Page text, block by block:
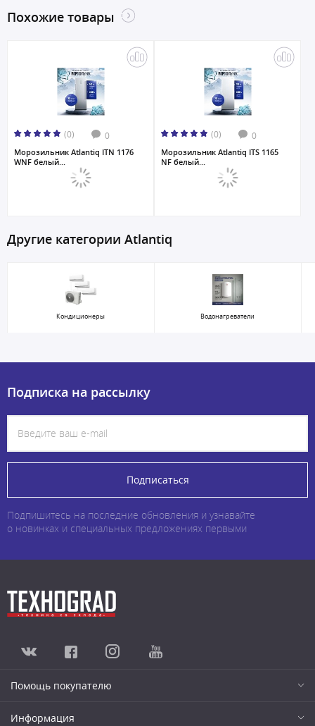
Похожие товары
(0) 0
Морозильник Atlantiq ITN 1176
WNF белый...
(0) 0
Морозильник Atlantiq ITS 1165
NF белый...
Другие категории Atlantiq
Кондиционеры Водонагреватели
Подписка на рассылку
Подписаться
Подпишитесь на последние обновления и узнавайте
о новинках и специальных предложениях первыми
Помощь покупателю
Информация